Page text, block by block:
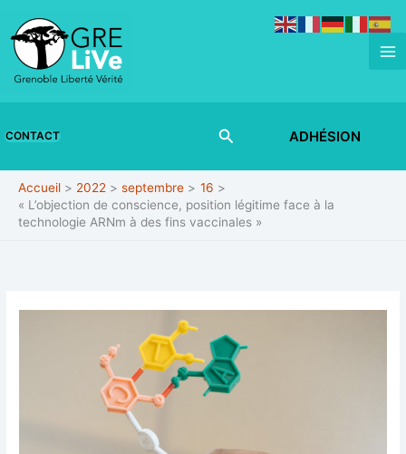
contenu
CONTACT RechercherADHÉSION
Accueil 2022 septembre
16
« L’objection de conscience, position légitime face à la
technologie ARNm à des fins vaccinales »